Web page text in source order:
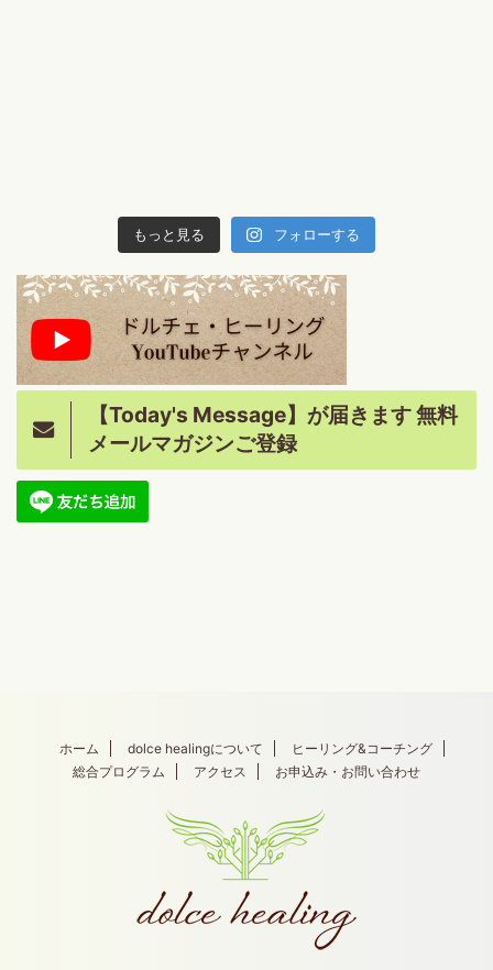
もっと見る フォローする
【Today's Message】が届きます 無料
メールマガジンご登録
ホーム dolce healingについて
ヒーリング&コーチング
総合プログラム
アクセス お申込み・お問い合わせ